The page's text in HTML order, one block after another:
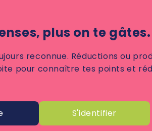
plus on te gâtes.
reconnue. Réductions ou
pour connaître tes points et
S'identifier